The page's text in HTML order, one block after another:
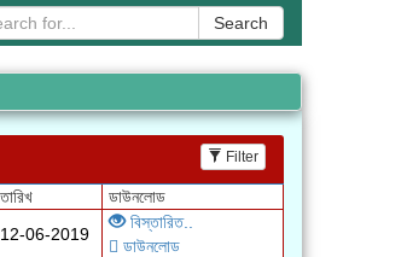
Search
Filter
12-06-2019
বিস্তারিত..
ডাউনলোড